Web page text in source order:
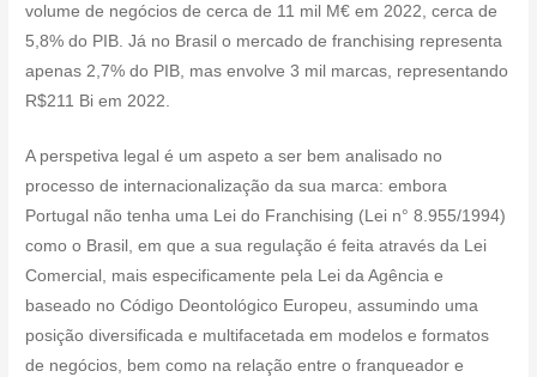
volume de negócios de cerca de 11 mil M€ em 2022, cerca de
5,8% do PIB. Já no Brasil o mercado de franchising representa
apenas 2,7% do PIB, mas envolve 3 mil marcas, representando
R$211 Bi em 2022.
A perspetiva legal é um aspeto a ser bem analisado no
processo de internacionalização da sua marca: embora
Portugal não tenha uma Lei do Franchising (Lei n° 8.955/1994)
como o Brasil, em que a sua regulação é feita através da Lei
Comercial, mais especificamente pela Lei da Agência e
baseado no Código Deontológico Europeu, assumindo uma
posição diversificada e multifacetada em modelos e formatos
de negócios, bem como na relação entre o franqueador e